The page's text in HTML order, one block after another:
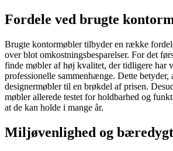
Fordele ved brugte
Brugte kontormøbler tilbyder en række
over blot omkostningsbesparelser. For det
finde møbler af høj kvalitet, der tidligere har
professionelle sammenhænge. Dette betyder,
designermøbler til en brøkdel af prisen.
møbler allerede testet for holdbarhed og
at de kan holde i mange år.
Miljøvenlighed og